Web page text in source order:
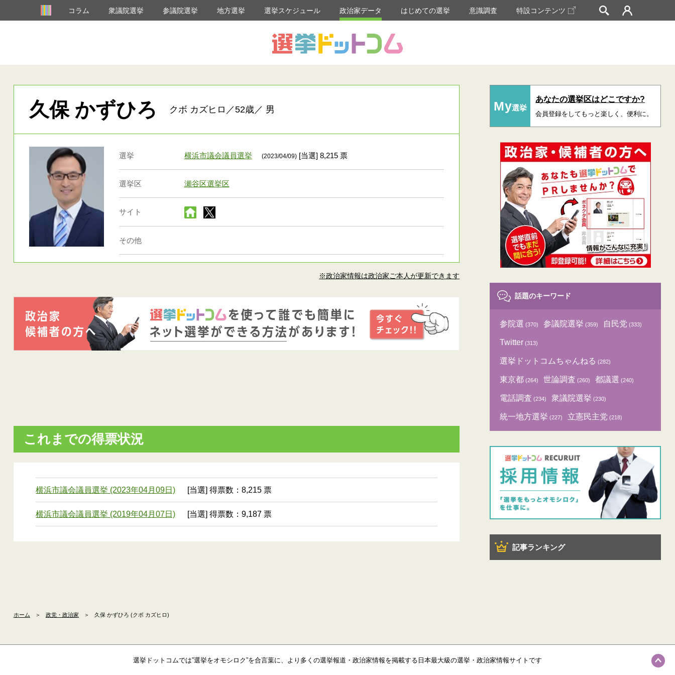
コラム 衆議院選挙 参議院選挙 地方選挙 選挙スケジュール 政治家データ はじめての選挙 意識調査 特設コンテンツ
久保 かずひろ クボ カズヒロ／52歳／ 男
選挙 横浜市議会議員選挙 (2023/04/09)[当選] 8,215 票
選挙区 瀬谷区選挙区
サイト
その他
※政治家情報は政治家ご本人が更新できます
これまでの得票状況
横浜市議会議員選挙 (2023年04月09日) [当選] 得票数：8,215 票
横浜市議会議員選挙 (2019年04月07日) [当選] 得票数：9,187 票
My選挙
あなたの選挙区はどこですか?
会員登録をしてもっと楽しく、便利に。
話題のキーワード
参院選 (370) 参議院選挙 (359) 自民党 (333)
Twitter (313)
選挙ドットコムちゃんねる (282)
東京都 (264) 世論調査 (260) 都議選 (240)
電話調査 (234) 衆議院選挙 (230)
統一地方選挙 (227) 立憲民主党 (218)
記事ランキング
ホーム ＞ 政党・政治家 ＞ 久保 かずひろ (クボ カズヒロ)
選挙ドットコムでは”選挙をオモシロク”を合言葉に、より多くの選挙報道・政治家情報を掲載する日本最大級の選挙・政治家情報サイトです